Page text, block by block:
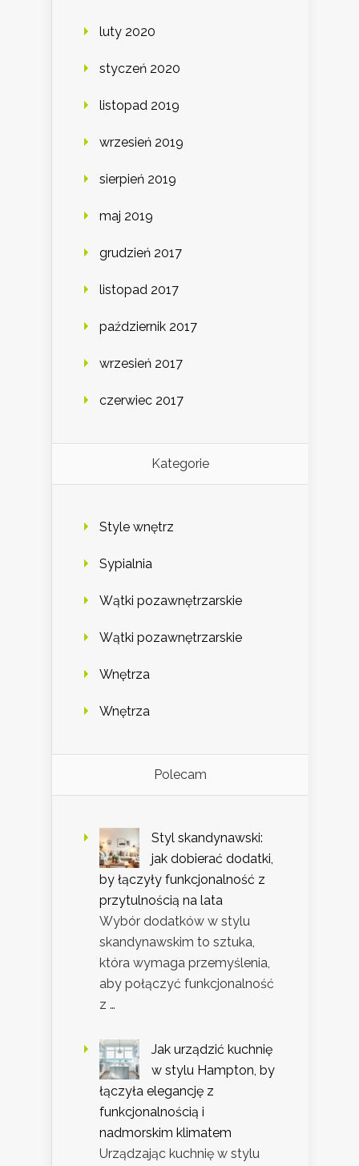
luty 2020
styczeń 2020
listopad 2019
wrzesień 2019
sierpień 2019
maj 2019
grudzień 2017
listopad 2017
październik 2017
wrzesień 2017
czerwiec 2017
Kategorie
Style wnętrz
Sypialnia
Wątki pozawnętrzarskie
Wątki pozawnętrzarskie
Wnętrza
Wnętrza
Polecam
Styl skandynawski:
jak dobierać dodatki,
by łączyły funkcjonalność z
przytulnością na lata
Wybór dodatków w stylu
skandynawskim to sztuka,
która wymaga przemyślenia,
aby połączyć funkcjonalność
z …
Jak urządzić kuchnię
w stylu Hampton, by
łączyła elegancję z
funkcjonalnością i
nadmorskim klimatem
Urządzając kuchnię w stylu